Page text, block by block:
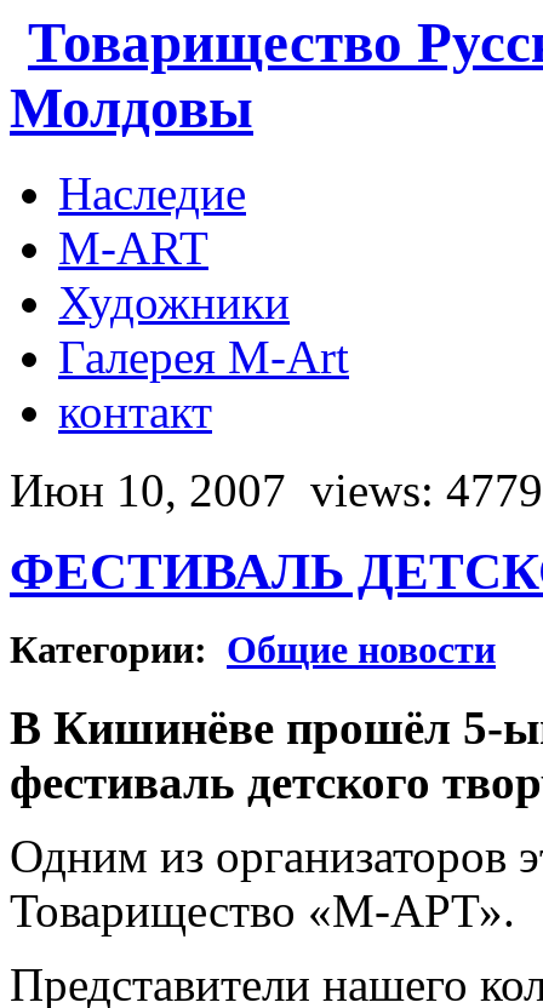
Товарищество
Молдовы
Наследие
M-ART
Художники
Галерея M-Art
контакт
Июн 10, 2007 views: 4779
ФЕСТИВАЛЬ
Категории: Общие новости
В Кишинёве прошёл 5-
фестиваль детского
Одним из организаторов
Товарищество «М-АРТ».
Представители нашего